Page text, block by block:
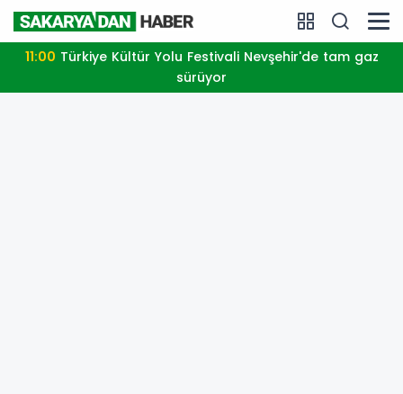
11:00
sürüyor